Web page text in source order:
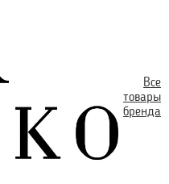
Все
товары
бренда